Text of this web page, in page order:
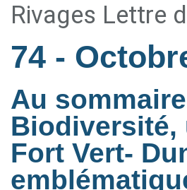
Rivages Lettre
74 -
Au
Biodiversité,
Fort Vert-